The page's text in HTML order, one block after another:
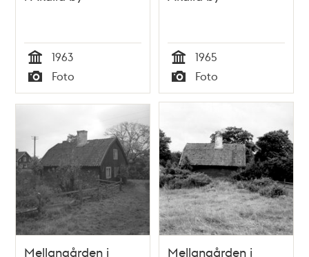
Tid
1963
Typ
Foto Tid
1965
Typ
Foto
Mellangården i
Mellangården i